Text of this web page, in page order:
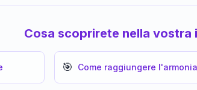
Cosa scoprirete nella vostra
🎯 Come raggiungere l'armonia